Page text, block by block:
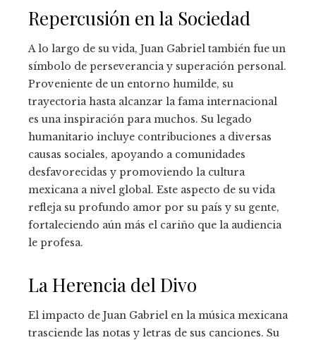
Repercusión en la Sociedad
A lo largo de su vida, Juan Gabriel también fue un
símbolo de perseverancia y superación personal.
Proveniente de un entorno humilde, su
trayectoria hasta alcanzar la fama internacional
es una inspiración para muchos. Su legado
humanitario incluye contribuciones a diversas
causas sociales, apoyando a comunidades
desfavorecidas y promoviendo la cultura
mexicana a nivel global. Este aspecto de su vida
refleja su profundo amor por su país y su gente,
fortaleciendo aún más el cariño que la audiencia
le profesa.
La Herencia del Divo
El impacto de Juan Gabriel en la música mexicana
trasciende las notas y letras de sus canciones. Su